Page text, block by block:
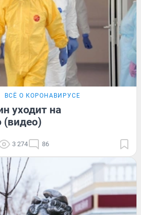
ВСЁ О КОРОНАВИРУСЕ
уходит на
(видео)
3 274 86